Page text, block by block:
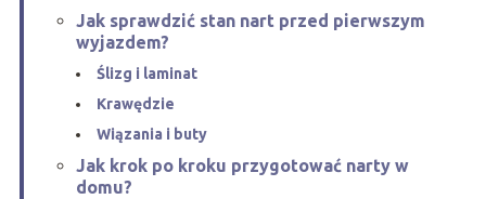
Jak sprawdzić stan nart przed pierwszym
wyjazdem?
Ślizg i laminat
Krawędzie
Wiązania i buty
Jak krok po kroku przygotować narty w
domu?